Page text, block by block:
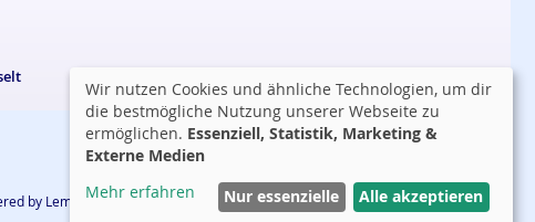
by Lemmy Tauer
Wir nutzen Cookies und ähnliche Technologien, um dir
die bestmögliche Nutzung unserer Webseite zu
ermöglichen. Essenziell, Statistik, Marketing &
Externe Medien
Mehr erfahren
Nur essenzielle Alle akzeptieren